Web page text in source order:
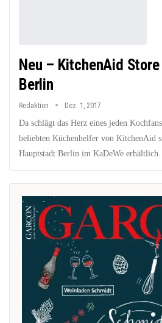
Neu – KitchenAid Store
Berlin
Redaktion Dez. 1, 2017
Da schlägt das Herz eines jeden
beliebten Küchenhelfer von KitchenAid
Hauptstadt Berlin im KaDeWe erhältlich.